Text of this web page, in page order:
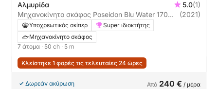
Αλμυρίδα 5.0(1)
Μηχανοκίνητο σκάφος Poseidon Blu Water 170
50ch
(2021)
Υποχρεωτικός σκίπερ
Super ιδιοκτήτης
Μηχανοκίνητο σκάφος
7 άτομα · 50 ch · 5 m
Κλείστηκε 1 φορές τις τελευταίες 24 ώρες
Δωρεάν ακύρωση Από 240 € / μέρα